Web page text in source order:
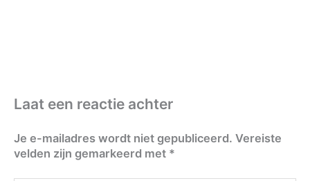
Laat een reactie achter
Je e-mailadres wordt niet gepubliceerd. Vereiste
velden zijn gemarkeerd met *